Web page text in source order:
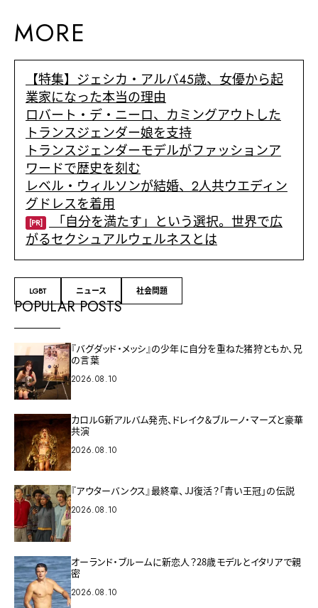
MORE
【特集】ジェシカ・アルバ45歳、女優から起
業家になった本当の理由
ロバート・デ・ニーロ、カミングアウトした
トランスジェンダー娘を支持
トランスジェンダーモデルがファッションア
ワードで歴史を刻む
レベル・ウィルソンが結婚、2人共ウエディン
グドレスを着用
[PR]
「自分を満たす」という選択。世界で広
がるセクシュアルウェルネスとは
LGBT ニュース 社会問題
POPULAR POSTS
『バグダッド・メッシ』の少年に自分を重ねた猪狩ともか、兄
の言葉
2026.08.10
カロルG新アルバム発売、ドレイク＆ブルーノ・マーズと豪華
共演
2026.08.10
『アウターバンクス』最終章、JJ復活？「青い王冠」の伝説
2026.08.10
オーランド・ブルームに新恋人？28歳モデルとイタリアで親
密
2026.08.10